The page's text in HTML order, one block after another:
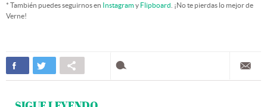
* También puedes seguirnos en Instagramy Flipboard . ¡No te pierdas lo mejor de
Verne!